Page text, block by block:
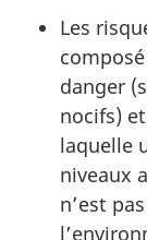
Les
danger
nocifs)
laquelle
niveaux
n’est